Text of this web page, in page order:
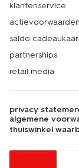
klantenservice
actievoorwaarden
saldo
partnerships
retail media
privacy
algemene
thuiswinkel